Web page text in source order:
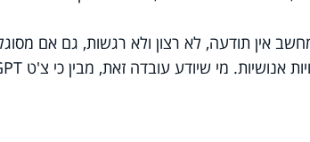
אין תודעה, לא רצון ולא רגשות, גם אם